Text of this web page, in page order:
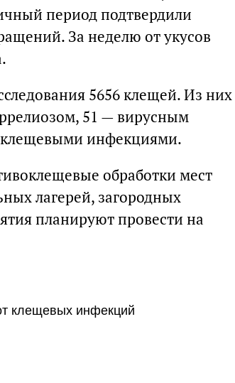
период подтвердили
За неделю от укусов
5656 клещей. Из них
51 — вирусным
инфекциями.
обработки мест
лагерей, загородных
планируют провести на
клещевых инфекций